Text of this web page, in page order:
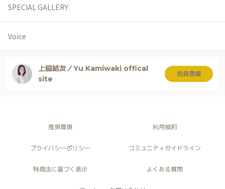
SPECIAL GALLERY
Voice
上脇結友／Yu Kamiwaki offical
site
会員登録
推奨環境 利用規約
プライバシーポリシー コミュニティガイドライン
特商法に基づく表示 よくある質問